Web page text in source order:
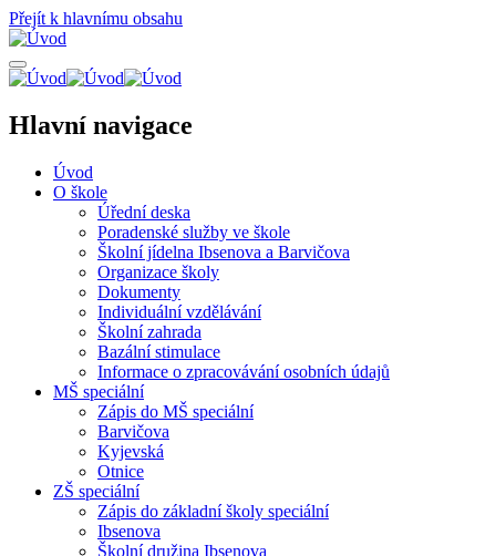
Přejít k hlavnímu obsahu
Hlavní navigace
Úvod
O škole
Úřední deska
Poradenské služby ve škole
Školní jídelna Ibsenova a Barvičova
Organizace školy
Dokumenty
Individuální vzdělávání
Školní zahrada
Bazální stimulace
Informace o zpracovávání osobních údajů
MŠ speciální
Zápis do MŠ speciální
Barvičova
Kyjevská
Otnice
ZŠ speciální
Zápis do základní školy speciální
Ibsenova
Školní družina Ibsenova